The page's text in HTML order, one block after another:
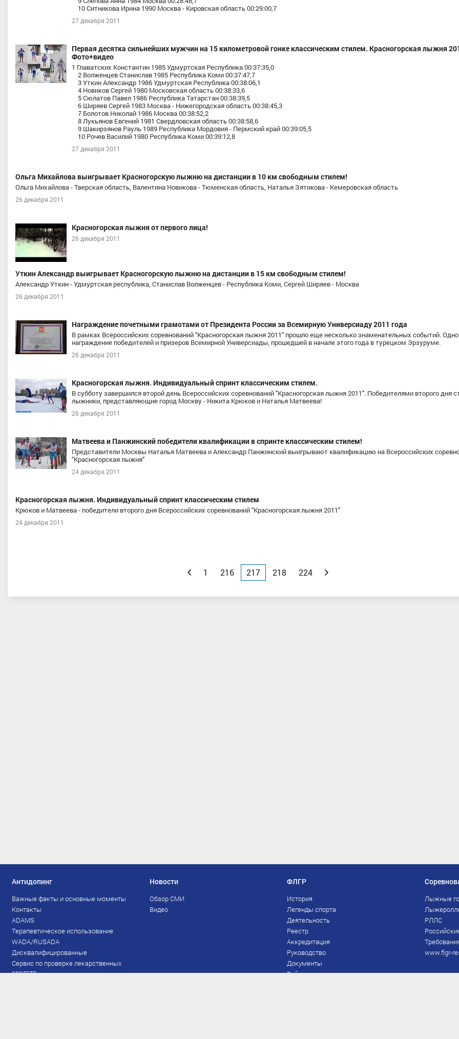
10 Ситникова Ирина 1990 Москва - Кировская область 00:29:00,7
27 декабря 2011
Первая десятка сильнейших мужчин на 15 километровой гонке классическим стилем. Красногорская лыжня
Фото+видео
1 Главатских Константин 1985 Удмуртская Республика 00:37:35,0
2 Волженцев Станислав 1985 Республика Коми 00:37:47,7
3 Уткин Александр 1986 Удмуртская Республика 00:38:06,1
4 Новиков Сергей 1980 Московская область 00:38:33,6
5 Сюлатов Павел 1986 Республика Татарстан 00:38:39,5
6 Ширяев Сергей 1983 Москва - Нижегородская область 00:38:45,3
7 Болотов Николай 1986 Москва 00:38:52,2
8 Лукьянов Евгений 1981 Свердловская область 00:38:58,6
9 Шакирзянов Рауль 1989 Республика Мордовия - Пермский край 00:39:05,5
10 Рочев Василий 1980 Республика Коми 00:39:12,8
27 декабря 2011
Ольга Михайлова выигрывает Красногорскую лыжню на дистанции в 10 км свободным стилем!
Ольга Михайлова - Тверская область, Валентина Новикова - Тюменская область, Наталья Зятикова - Кемеровская область
26 декабря 2011
Красногорская лыжня от первого лица!
26 декабря 2011
Уткин Александр выигрывает Красногорскую лыжню на дистанции в 15 км свободным стилем!
Александр Уткин - Удмуртская республика, Станислав Волженцев - Республика Коми, Сергей Ширяев - Москва
26 декабря 2011
Награждение почетными грамотами от Президента России за Всемирную Универсиаду 2011 года
В рамках Всероссийских соревнований "Красногорская лыжня 2011" прошло еще несколько знаменательных событий. Одно
награждение победителей и призеров Всемирной Универсиады, прошедшей в начале этого года в турецком Эрзуруме.
26 декабря 2011
Красногорская лыжня. Индивидуальный спринт классическим стилем.
В субботу завершился второй день Всероссийских соревнований "Красногорская лыжня 2011". Победителями второго дня
лыжники, представляющие город Москву - Никита Крюков и Наталья Матвеева!
26 декабря 2011
Матвеева и Панжинский победители квалификации в спринте классическим стилем!
Представители Москвы Наталья Матвеева и Александр Панжинский выигрывают квалификацию на Всероссийских
"Красногорская лыжня"
24 декабря 2011
Красногорская лыжня. Индивидуальный спринт классическим стилем
Крюков и Матвеева - победители второго дня Всероссийских соревнований "Красногорская лыжня 2011"
24 декабря 2011
Назад
1 216 217 218 224 Вперед
Антидопинг
Важные факты и основные моменты
Контакты
ADAMS
Терапевтическое использование
WADA/RUSADA
Дисквалифицированные
Сервис по проверке лекарственных
средств
Новости
Обзор СМИ
Видео
ФЛГР
История
Легенды спорта
Деятельность
Реестр
Аккредитация
Руководство
Документы
Рейтинг
Лыжные
РЛЛС
www.flgr-